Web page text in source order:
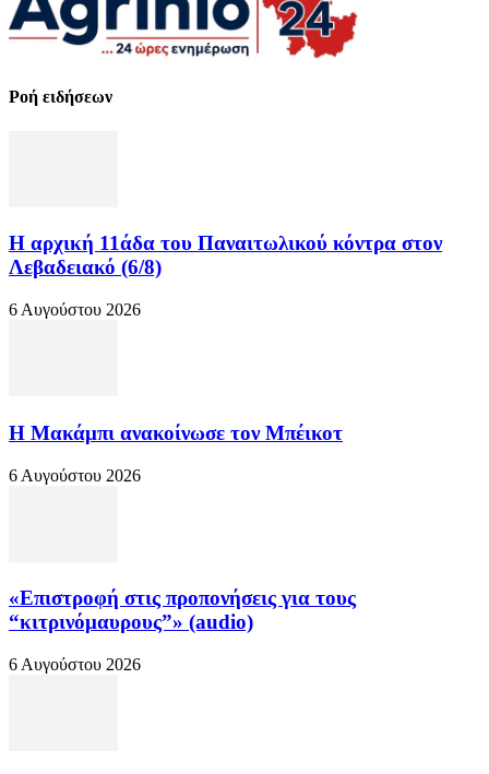
Ροή ειδήσεων
Η αρχική 11άδα του Παναιτωλικού κόντρα στον
Λεβαδειακό (6/8)
6 Αυγούστου 2026
Η Μακάμπι ανακοίνωσε τον Μπέικοτ
6 Αυγούστου 2026
«Επιστροφή στις προπονήσεις για τους
“κιτρινόμαυρους”» (audio)
6 Αυγούστου 2026